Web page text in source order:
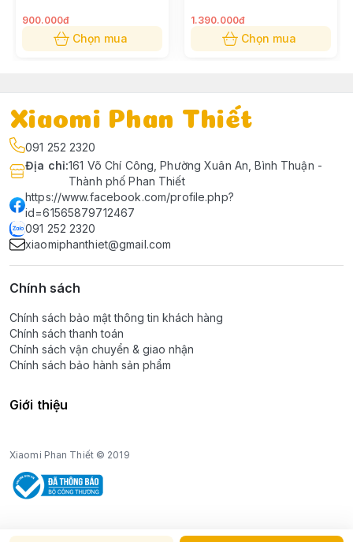
900.000đ
Chọn mua
1.390.000đ
Chọn mua
Xiaomi Phan Thiết
091 252 2320
Địa chỉ:161 Võ Chí Công, Phường Xuân An, Bình Thuận -
Thành phố Phan Thiết
https://www.facebook.com/profile.php?
id=61565879712467
091 252 2320
xiaomiphanthiet@gmail.com
Chính sách
Chính sách bảo mật thông tin khách hàng
Chính sách thanh toán
Chính sách vận chuyển & giao nhận
Chính sách bảo hành sản phẩm
Giới thiệu
Xiaomi Phan Thiết © 2019